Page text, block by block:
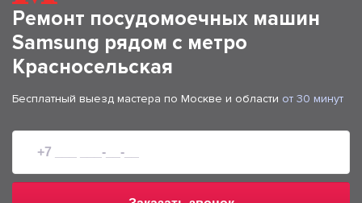
Ремонт посудомоечных машин
Samsung рядом с метро
Красносельская
Бесплатный выезд мастера по Москве и области от 30 минут